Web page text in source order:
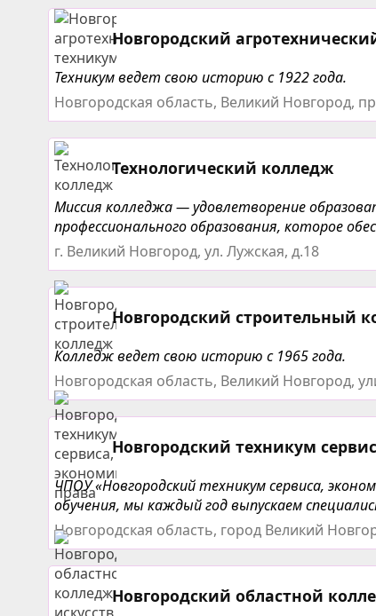
Новгородский
Техникум ведет свою историю с 1922 года.
Новгородская область, Великий Новгород,
Технологический колледж
Миссия колледжа — удовлетворение
профессионального образования, которое
г. Великий Новгород, ул. Лужская, д.18
Новгородский строительный
Колледж ведет свою историю с 1965 года.
Новгородская область, Великий Новгород,
Новгородский техникум
ЧПОУ «Новгородский техникум сервиса,
обучения, мы каждый год выпускаем
Новгородская область, город Великий
Новгородский областной